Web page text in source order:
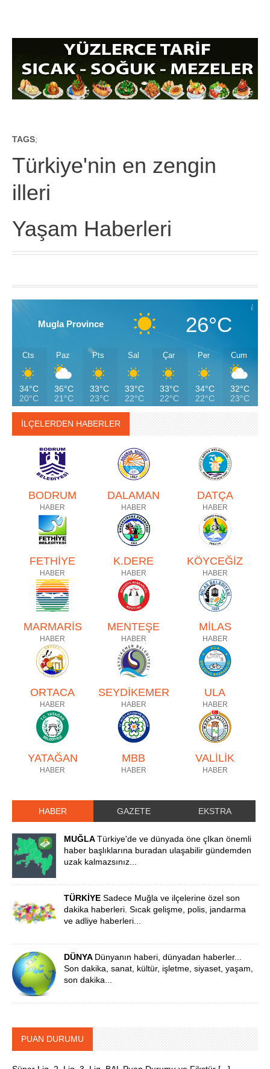
TAGS;
Türkiye'nin en zengin
illeri
Yaşam Haberleri
Mugla Province 26°C
Cts
34°C
20°C
Paz
36°C
21°C
Pts
33°C
23°C
Sal
33°C
22°C
Çar
33°C
22°C
Per
34°C
22°C
Cum
32°C
23°C
İLÇELERDEN HABERLER
BODRUM
HABER
DALAMAN
HABER
DATÇA
HABER
FETHİYE
HABER
K.DERE
HABER
KÖYCEĞİZ
HABER
MARMARİS
HABER
MENTEŞE
HABER
MİLAS
HABER
ORTACA
HABER
SEYDİKEMER
HABER
ULA
HABER
YATAĞAN
HABER
MBB
HABER
VALİLİK
HABER
HABER GAZETE EKSTRA
MUĞLATürkiye'de ve dünyada öne çIkan önemli
haber başlıklarına buradan ulaşabilir gündemden
uzak kalmazsınız...
TÜRKİYESadece Muğla ve ilçelerine özel son
dakika haberleri. Sıcak gelişme, polis, jandarma
ve adliye haberleri...
DÜNYA Dünyanın haberi, dünyadan haberler...
Son dakika, sanat, kültür, işletme, siyaset, yaşam,
son dakika...
PUAN DURUMU